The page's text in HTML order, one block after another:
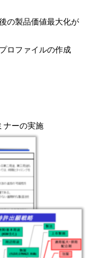
の製品価値最大化が
ロファイルの作成
ナーの実施